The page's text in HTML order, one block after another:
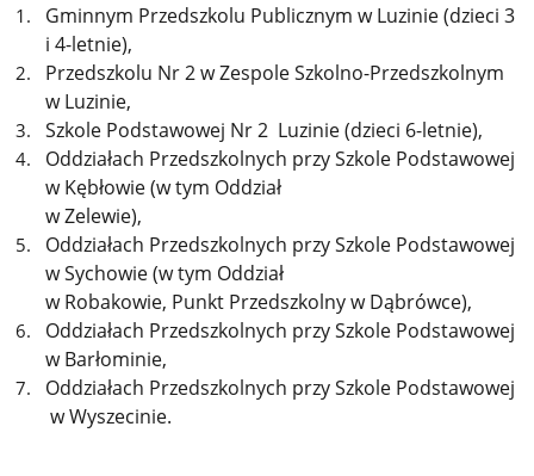
Gminnym Przedszkolu Publicznym w Luzinie (dzieci 3
i 4-letnie),
Przedszkolu Nr 2 w Zespole Szkolno-Przedszkolnym
w Luzinie,
Szkole Podstawowej Nr 2 Luzinie (dzieci 6-letnie),
Oddziałach Przedszkolnych przy Szkole Podstawowej
w Kębłowie (w tym Oddział
w Zelewie),
Oddziałach Przedszkolnych przy Szkole Podstawowej
w Sychowie (w tym Oddział
w Robakowie, Punkt Przedszkolny w Dąbrówce),
Oddziałach Przedszkolnych przy Szkole Podstawowej
w Barłominie,
Oddziałach Przedszkolnych przy Szkole Podstawowej
w Wyszecinie.